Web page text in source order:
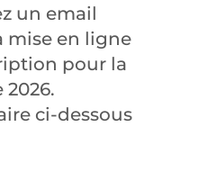
un email
mise en ligne
pour la
ci-dessous